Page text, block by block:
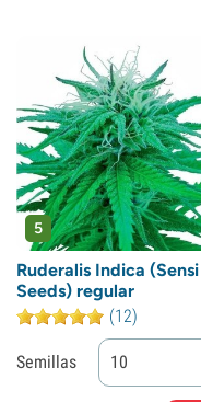
5
Ruderalis Indica (Sensi
Seeds) regular
(12)
Semillas 10